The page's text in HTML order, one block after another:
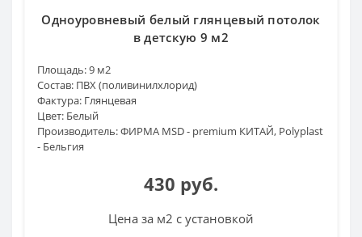
Одноуровневый белый глянцевый потолок
в детскую 9 м2
Площадь:9 м2
Состав: ПВХ (поливинилхлорид)
Фактура: Глянцевая
Цвет: Белый
Производитель:ФИРМА MSD - premium КИТАЙ, Polyplast
- Бельгия
430 руб.
Цена за м2 с установкой